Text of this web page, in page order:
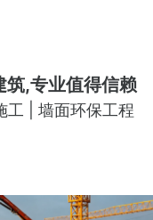
,专业值得信赖
工 | 墙面环保工程